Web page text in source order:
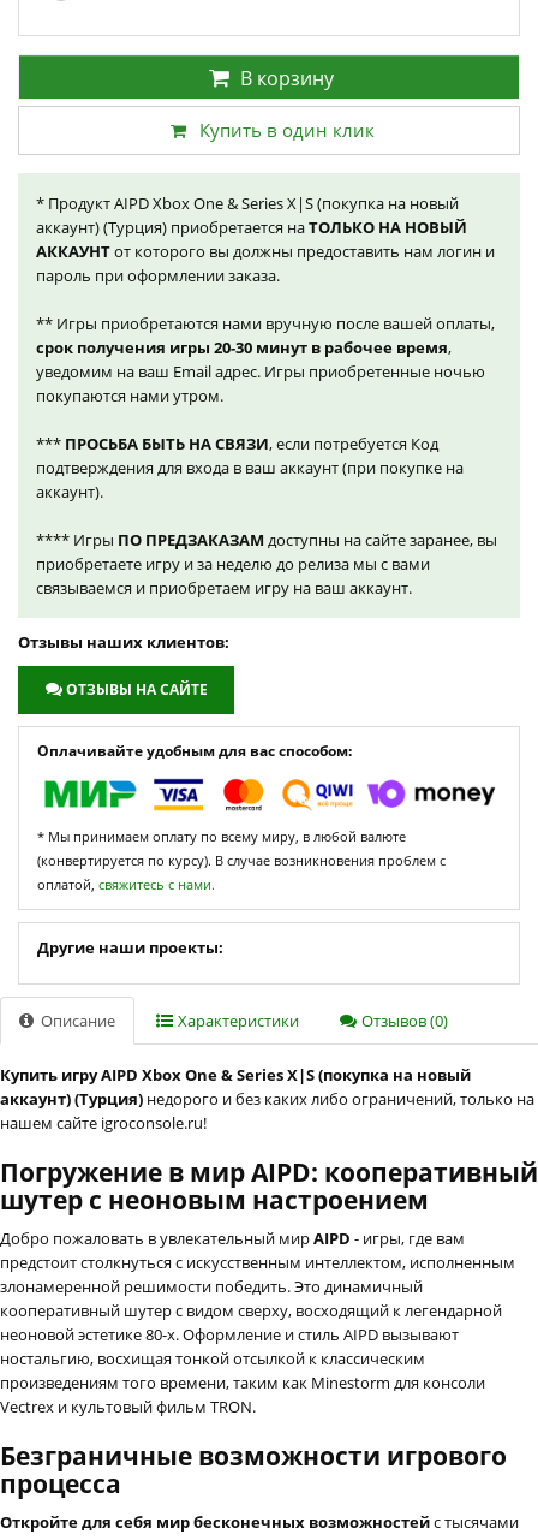
В корзину
Купить в один клик
* Продукт AIPD Xbox One & Series X|S (покупка на новый
аккаунт) (Турция) приобретается наТОЛЬКО НА НОВЫЙ
АККАУНТот которого вы должны предоставить нам логин и
пароль при оформлении заказа.
** Игры приобретаются нами вручную после вашей оплаты,
срок получения игры 20-30 минут в рабочее время,
уведомим на ваш Email адрес. Игры приобретенные ночью
покупаются нами утром.
*** ПРОСЬБА БЫТЬ НА СВЯЗИ, если потребуется Код
подтверждения для входа в ваш аккаунт (при покупке на
аккаунт).
**** Игры ПО ПРЕДЗАКАЗАМ доступны на сайте заранее, вы
приобретаете игру и за неделю до релиза мы с вами
связываемся и приобретаем игру на ваш аккаунт.
Отзывы наших клиентов:
ОТЗЫВЫ НА САЙТЕ
Оплачивайте удобным для вас способом:
* Мы принимаем оплату по всему миру, в любой валюте
(конвертируется по курсу). В случае возникновения проблем с
оплатой, свяжитесь с нами.
Другие наши проекты:
Описание Характеристики Отзывов (0)
Купить игру AIPD Xbox One & Series X|S (покупка на новый
аккаунт) (Турция) недорого и без каких либо ограничений, только на
нашем сайте igroconsole.ru!
Погружение в мир AIPD: кооперативный
шутер с неоновым настроением
Добро пожаловать в увлекательный мирAIPD - игры, где вам
предстоит столкнуться с искусственным интеллектом, исполненным
злонамеренной решимости победить. Это динамичный
кооперативный шутер с видом сверху, восходящий к легендарной
неоновой эстетике 80-х. Оформление и стиль AIPD вызывают
ностальгию, восхищая тонкой отсылкой к классическим
произведениям того времени, таким как Minestorm для консоли
Vectrex и культовый фильм TRON.
Безграничные возможности игрового
процесса
Откройте для себя мир бесконечных возможностейс тысячами